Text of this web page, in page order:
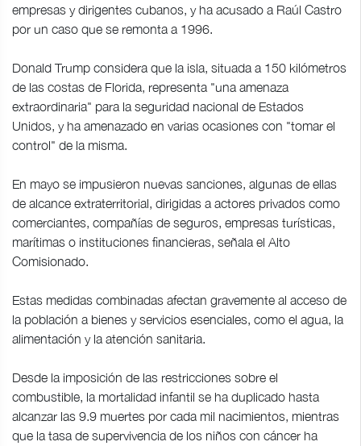
empresas y dirigentes cubanos, y ha acusado a Raúl Castro
por un caso que se remonta a 1996.
Donald Trump considera que la isla, situada a 150 kilómetros
de las costas de Florida, representa "una amenaza
extraordinaria" para la seguridad nacional de Estados
Unidos, y ha amenazado en varias ocasiones con "tomar el
control" de la misma.
En mayo se impusieron nuevas sanciones, algunas de ellas
de alcance extraterritorial, dirigidas a actores privados como
comerciantes, compañías de seguros, empresas turísticas,
marítimas o instituciones financieras, señala el Alto
Comisionado.
Estas medidas combinadas afectan gravemente al acceso de
la población a bienes y servicios esenciales, como el agua, la
alimentación y la atención sanitaria.
Desde la imposición de las restricciones sobre el
combustible, la mortalidad infantil se ha duplicado hasta
alcanzar las 9.9 muertes por cada mil nacimientos, mientras
que la tasa de supervivencia de los niños con cáncer ha